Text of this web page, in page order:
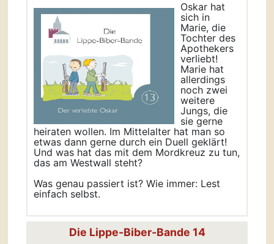
Oskar hat
sich in
Marie, die
Tochter des
Apothekers
verliebt!
Marie hat
allerdings
noch zwei
weitere
Jungs, die
sie gerne
heiraten wollen. Im Mittelalter hat man so
etwas dann gerne durch ein Duell geklärt!
Und was hat das mit dem Mordkreuz zu tun,
das am Westwall steht?
Was genau passiert ist? Wie immer: Lest
einfach selbst.
Die Lippe-Biber-Bande 14